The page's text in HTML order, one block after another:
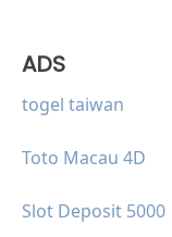
ADS
togel taiwan
Toto Macau 4D
Slot Deposit 5000